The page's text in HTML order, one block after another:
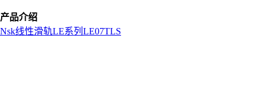
产品介绍
Nsk线性滑轨LE系列 LE07TLS